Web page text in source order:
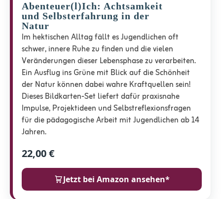
Abenteuer(l)Ich: Achtsamkeit
und Selbsterfahrung in der
Natur
Im hektischen Alltag fällt es Jugendlichen oft
schwer, innere Ruhe zu finden und die vielen
Veränderungen dieser Lebensphase zu verarbeiten.
Ein Ausflug ins Grüne mit Blick auf die Schönheit
der Natur können dabei wahre Kraftquellen sein!
Dieses Bildkarten-Set liefert dafür praxisnahe
Impulse, Projektideen und Selbstreflexionsfragen
für die pädagogische Arbeit mit Jugendlichen ab 14
Jahren.
22,00 €
Jetzt bei Amazon ansehen*